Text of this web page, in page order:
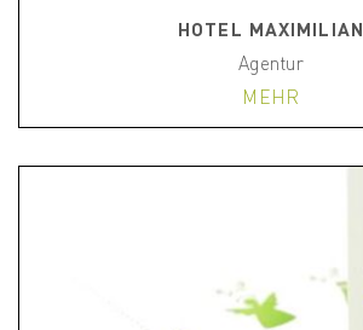
HOTEL MAXIMILIAN
Agentur
MEHR